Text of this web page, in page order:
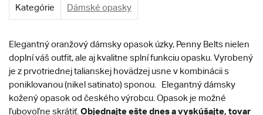
Kategórie Dámské opasky
Elegantný oranžový dámsky opasok úzky, Penny Belts nielen
doplní váš outfit, ale aj kvalitne splní funkciu opasku. Vyrobený
je z prvotriednej talianskej hovädzej usne v kombinácii s
poniklovanou (nikel satinato) sponou.
Elegantný dámsky
kožený opasok od českého výrobcu. Opasok je možné
ľubovoľne skrátiť. Objednajte ešte dnes a vyskúšajte, tovar